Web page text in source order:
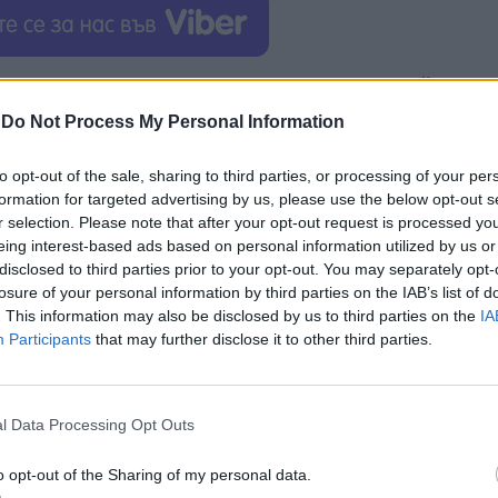
Do Not Process My Personal Information
opt-out of the sale, sharing to third parties, or processing of your
for targeted advertising by us, please use the below opt-out
selection. Please note that after your opt-out request is processed
interest-based ads based on personal information utilized by us
to third parties prior to your opt-out. You may separately
of your personal information by third parties on the IAB’s list of
This information may also be disclosed by us to third parties on the
Participants that may further disclose it to other third parties.
Data Processing Opt Outs
opt-out of the Sharing of my personal data.
банки на Уолстрийт в Ню Йорк,
таксите, тъй като броят на сделките и
поглъщането на Credit Suisse през юли тази
НОВИНИ »
Последвайте ни във